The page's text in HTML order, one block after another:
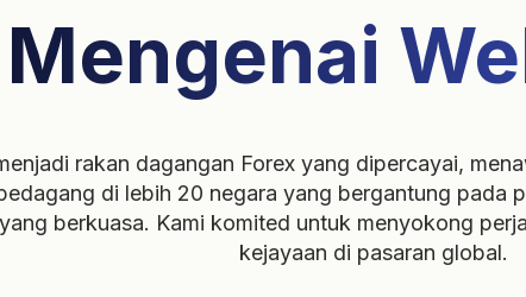
Mengenai
rakan dagangan Forex yang dipercayai,
di lebih 20 negara yang bergantung pada
berkuasa. Kami komited untuk menyokong
kejayaan di pasaran global.